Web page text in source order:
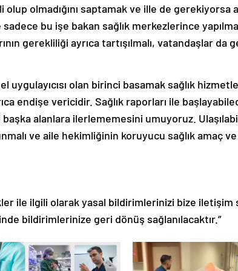
olmadığını saptamak ve ille de gerekiyorsa
bu işe bakan sağlık merkezlerince
gerekliliği ayrıca tartışılmalı, vatandaşlar da
uygulayıcısı olan birinci basamak sağlık
endişe vericidir. Sağlık raporları ile
alanlara ilerlememesini umuyoruz.
ve aile hekimliğinin koruyucu sağlık amaç
ile ilgili olarak yasal bildirimlerinizi bize iletişim
bildirimlerinize geri dönüş sağlanılacaktır.”